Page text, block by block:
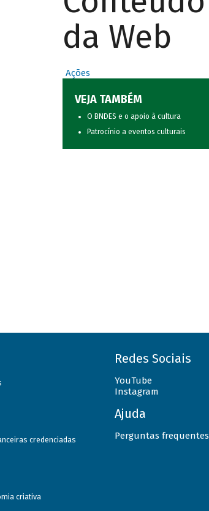
da Web
Ações
VEJA TAMBÉM
O BNDES e o apoio à cultura
Patrocínio a eventos culturais
credenciadas
criativa
Redes Sociais
YouTube
Instagram
Ajuda
Perguntas frequentes